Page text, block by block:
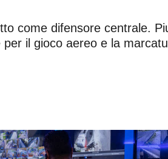
come difensore centrale.
il gioco aereo e la